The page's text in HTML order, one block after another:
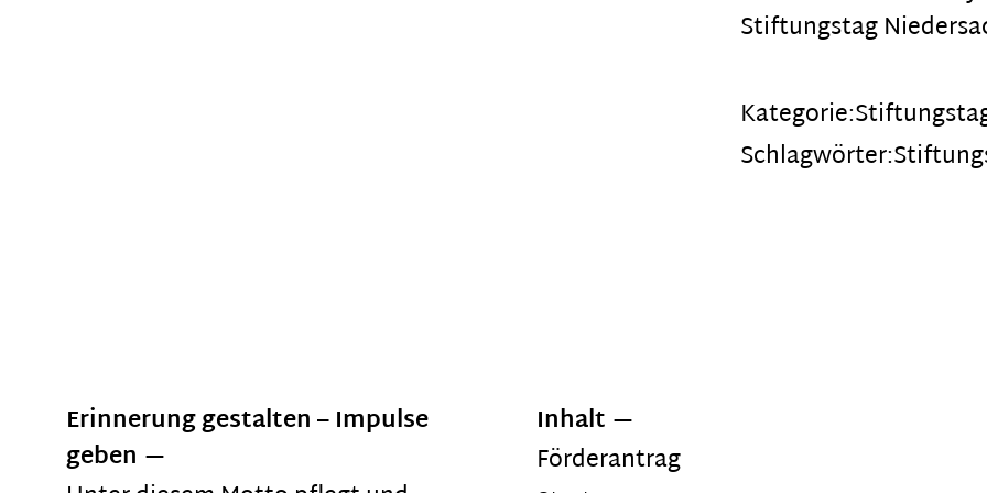
Stiftungstag
Kategorie:
Schlagwörter:
Erinnerung gestalten – Impulse
geben
Inhalt
Förderantrag